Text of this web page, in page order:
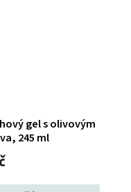
gel s olivovým
245 ml